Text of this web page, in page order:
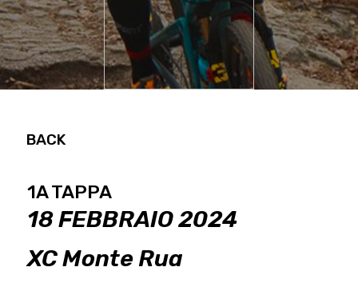
BACK
1A TAPPA
18 FEBBRAIO 2024
XC Monte Rua